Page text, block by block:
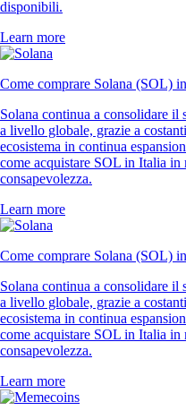
disponibili.
Learn more
Come comprare Solana (SOL)
Solana continua a consolidare
a livello globale, grazie a
ecosistema in continua
come acquistare SOL in Italia
consapevolezza.
Learn more
Come comprare Solana (SOL)
Solana continua a consolidare
a livello globale, grazie a
ecosistema in continua
come acquistare SOL in Italia
consapevolezza.
Learn more